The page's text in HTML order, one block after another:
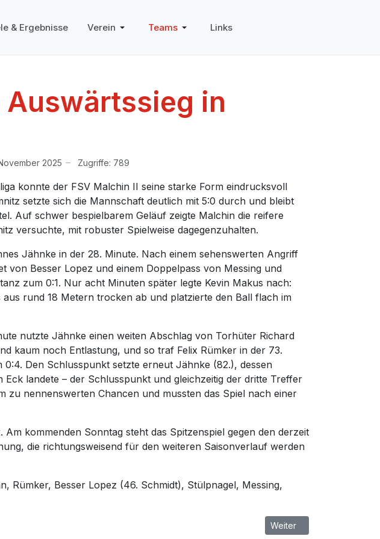
& Ergebnisse Verein Teams Links
Auswärtssieg in
2025 Zugriffe: 789
konnte der FSV Malchin II seine starke Form eindrucksvoll
setzte sich die Mannschaft deutlich mit 5:0 durch und bleibt
Auf schwer bespielbarem Geläuf zeigte Malchin die reifere
versuchte, mit robuster Spielweise dagegenzuhalten.
Jähnke in der 28. Minute. Nach einem sehenswerten Angriff
von Besser Lopez und einem Doppelpass von Messing und
zum 0:1. Nur acht Minuten später legte Kevin Makus nach:
rund 18 Metern trocken ab und platzierte den Ball flach im
nutzte Jähnke einen weiten Abschlag von Torhüter Richard
kaum noch Entlastung, und so traf Felix Rümker in der 73.
Den Schlusspunkt setzte erneut Jähnke (82.), dessen
landete – der Schlusspunkt und gleichzeitig der dritte Treffer
zu nennenswerten Chancen und mussten das Spiel nach einer
kommenden Sonntag steht das Spitzenspiel gegen den derzeit
die richtungsweisend für den weiteren Saisonverlauf werden
Rümker, Besser Lopez (46. Schmidt), Stülpnagel, Messing,
Nächster Beitrag: FSV
Weiter